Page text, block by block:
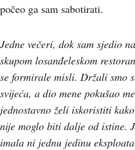
počeo ga sam sabotirati.
Jedne večeri, dok sam sjedio
skupom losanđeleskom
se formirale misli. Držali smo
svijeća, a dio mene pokušao
jednostavno želi iskoristiti
nije moglo biti dalje od istine.
imala ni jednu jedinu